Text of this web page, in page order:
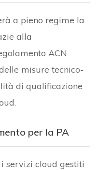
a pieno regime la
alla
ACN
misure tecnico-
di qualificazione
per la PA
servizi cloud gestiti